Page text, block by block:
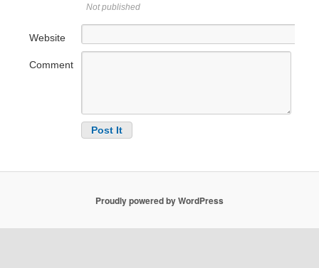
Not published
Website
Comment
Proudly powered by WordPress